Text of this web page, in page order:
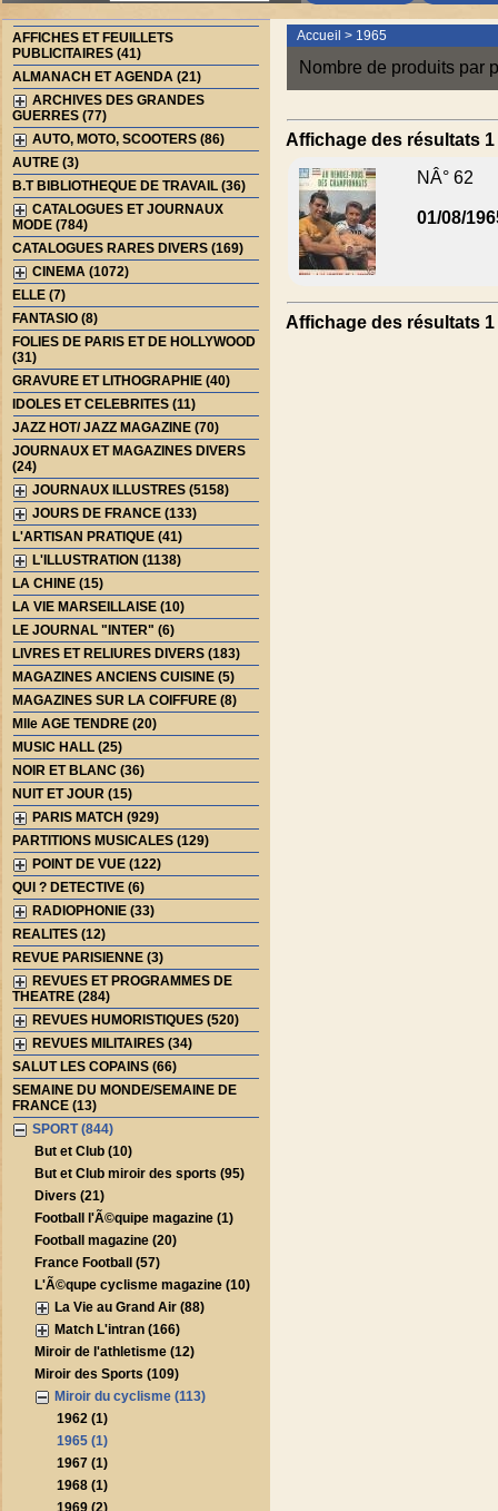
AFFICHES ET FEUILLETS
PUBLICITAIRES (41)
ALMANACH ET AGENDA (21)
ARCHIVES DES GRANDES
GUERRES (77)
AUTO, MOTO, SCOOTERS (86)
AUTRE (3)
B.T BIBLIOTHEQUE DE TRAVAIL (36)
CATALOGUES ET JOURNAUX
MODE (784)
CATALOGUES RARES DIVERS (169)
CINEMA (1072)
ELLE (7)
FANTASIO (8)
FOLIES DE PARIS ET DE HOLLYWOOD
(31)
GRAVURE ET LITHOGRAPHIE (40)
IDOLES ET CELEBRITES (11)
JAZZ HOT/ JAZZ MAGAZINE (70)
JOURNAUX ET MAGAZINES DIVERS
(24)
JOURNAUX ILLUSTRES (5158)
JOURS DE FRANCE (133)
L'ARTISAN PRATIQUE (41)
L'ILLUSTRATION (1138)
LA CHINE (15)
LA VIE MARSEILLAISE (10)
LE JOURNAL "INTER" (6)
LIVRES ET RELIURES DIVERS (183)
MAGAZINES ANCIENS CUISINE (5)
MAGAZINES SUR LA COIFFURE (8)
Mlle AGE TENDRE (20)
MUSIC HALL (25)
NOIR ET BLANC (36)
NUIT ET JOUR (15)
PARIS MATCH (929)
PARTITIONS MUSICALES (129)
POINT DE VUE (122)
QUI ? DETECTIVE (6)
RADIOPHONIE (33)
REALITES (12)
REVUE PARISIENNE (3)
REVUES ET PROGRAMMES DE
THEATRE (284)
REVUES HUMORISTIQUES (520)
REVUES MILITAIRES (34)
SALUT LES COPAINS (66)
SEMAINE DU MONDE/SEMAINE DE
FRANCE (13)
SPORT (844)
But et Club (10)
But et Club miroir des sports (95)
Divers (21)
Football l'Ã©quipe magazine (1)
Football magazine (20)
France Football (57)
L'Ã©qupe cyclisme magazine (10)
La Vie au Grand Air (88)
Match L'intran (166)
Miroir de l'athletisme (12)
Miroir des Sports (109)
Miroir du cyclisme (113)
1962 (1)
1965 (1)
1967 (1)
1968 (1)
1969 (2)
Accueil > 1965
Nombre de produits par
Affichage des résultats
NÂ° 62
01/08/
Affichage des résultats